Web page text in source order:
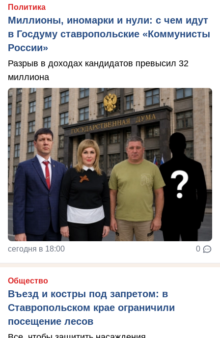
Политика
Миллионы, иномарки и нули: с чем идут
в Госдуму ставропольские «Коммунисты
России»
Разрыв в доходах кандидатов превысил 32
миллиона
сегодня в 18:00 0
Общество
Въезд и костры под запретом: в
Ставропольском крае ограничили
посещение лесов